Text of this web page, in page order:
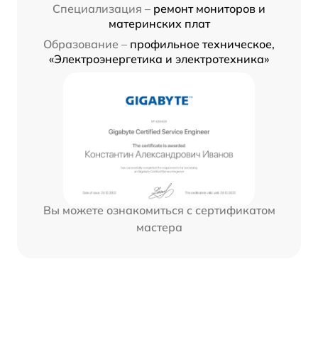
Специализация – ремонт мониторов и
материнских плат
Образование – профильное техническое,
«Электроэнергетика и электротехника»
Вы можете ознакомиться с сертификатом
мастера